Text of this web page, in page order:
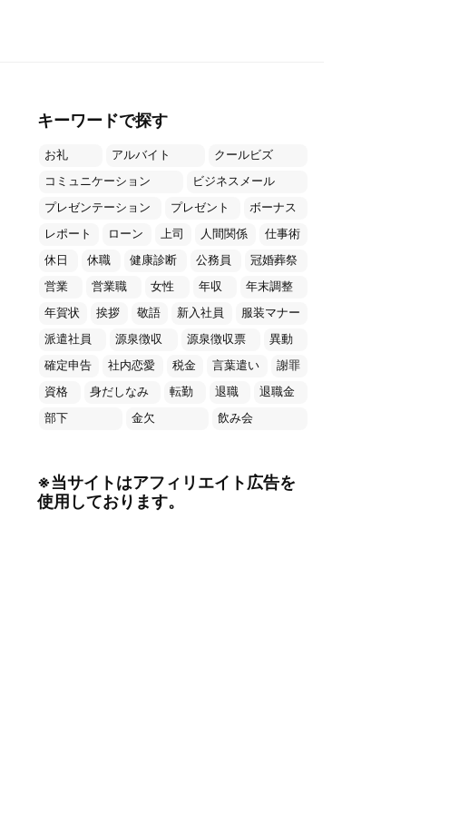
キーワードで探す
お礼 アルバイト
クールビズ
コミュニケーション
ビジネスメール
プレゼンテーション
プレゼント
ボーナス
レポート
ローン 上司 人間関係
仕事術
休日
休職 健康診断 公務員
冠婚葬祭
営業
営業職 女性 年収
年末調整
年賀状
挨拶 敬語 新入社員
服装マナー
派遣社員
源泉徴収 源泉徴収票
異動
確定申告
社内恋愛 税金 言葉遣い
謝罪
資格
身だしなみ 転勤 退職
退職金
部下
金欠 飲み会
※当サイトはアフィリエイト広告を
使用しております。